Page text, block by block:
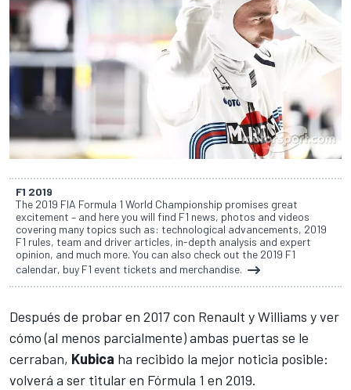
F1 2019
The 2019 FIA Formula 1 World Championship promises great
excitement – and here you will find F1 news, photos and videos
covering many topics such as: technological advancements, 2019
F1 rules, team and driver articles, in-depth analysis and expert
opinion, and much more. You can also check out the 2019 F1
calendar, buy F1 event tickets and merchandise.
Después de probar en 2017 con Renault yWilliams y ver
cómo (al menos parcialmente) ambas puertas se le
cerraban, Kubica ha recibido la mejor noticia posible:
volverá a ser titular en Fórmula 1 en 2019.